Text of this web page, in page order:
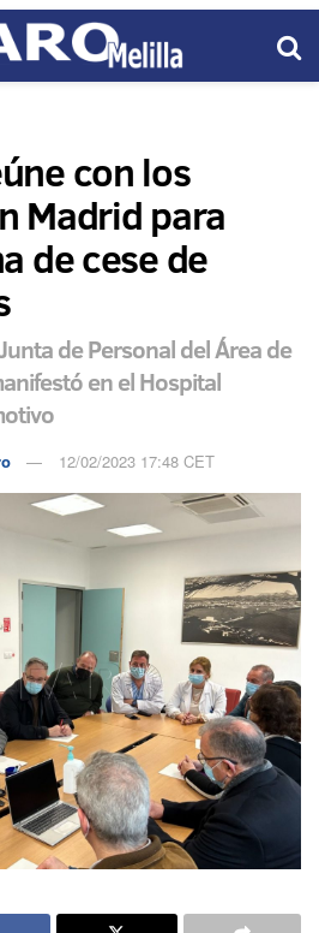
con los
Madrid para
de cese de
de Personal del Área de
en el Hospital
12/02/2023 17:48 CET